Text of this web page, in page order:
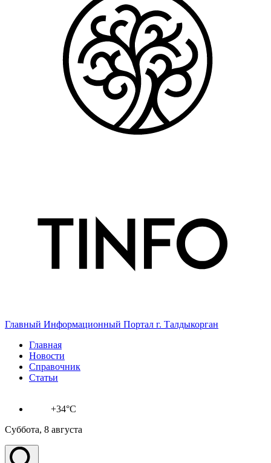
Главный Информационный Портал г. Талдыкорган
Главная
Новости
Справочник
Статьи
+34°C
Суббота, 8 августа